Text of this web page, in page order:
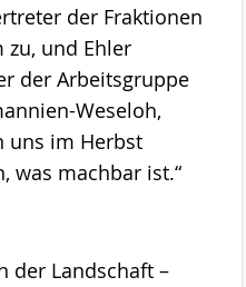
der Fraktionen
und Ehler
der Arbeitsgruppe
Weseloh,
uns im Herbst
was machbar ist.“
der Landschaft –